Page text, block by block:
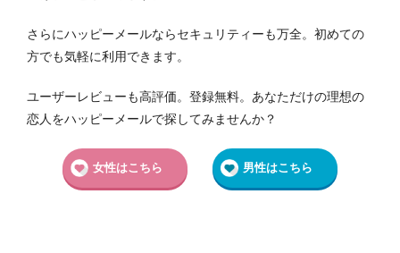
さらにハッピーメールならセキュリティーも万全。初めての
方でも気軽に利用できます。
ユーザーレビューも高評価。登録無料。あなただけの理想の
恋人をハッピーメールで探してみませんか？
女性はこちら 男性はこちら